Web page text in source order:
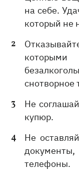
на себе.
который не
которыми
снотворное
Не
купюр.
Не
телефоны.